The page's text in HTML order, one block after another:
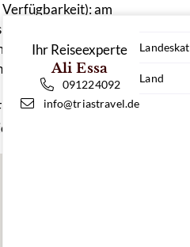
Verfügbarkeit): am
(inklusive)
2
(inklusive)
Levatio Health Club & Spa
Ihr Reiseexperte
Ali Essa
091224092
info@triastravel.de
Land